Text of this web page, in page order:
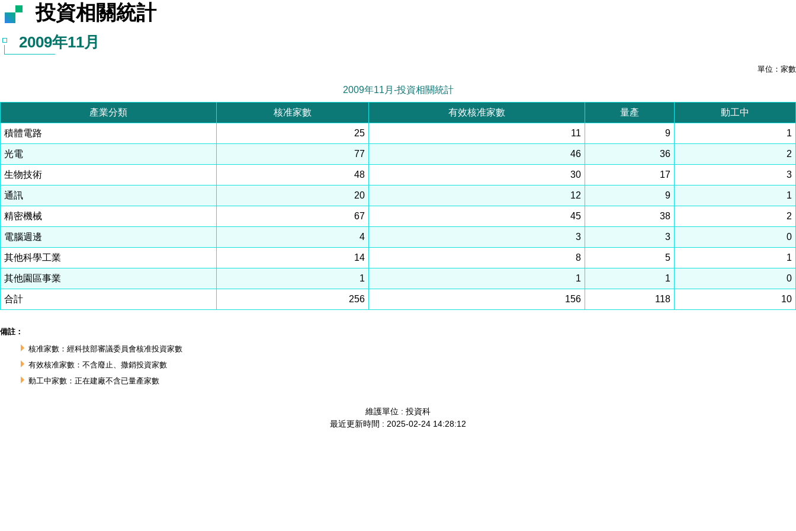
投資相關統計
2009年11月
單位：家數
2009年11月-投資相關統計
產業分類 核准家數 有效核准家數 量產 動工中
積體電路 25 11 9 1
光電 77 46 36 2
生物技術 48 30 17 3
通訊 20 12 9 1
精密機械 67 45 38 2
電腦週邊 4 3 3 0
其他科學工業 14 8 5 1
其他園區事業 1 1 1 0
合計 256 156 118 10
備註：
核准家數：經科技部審議委員會核准投資家數
有效核准家數：不含廢止、撒銷投資家數
動工中家數：正在建廠不含已量產家數
維護單位 : 投資科
最近更新時間 : 2025-02-24 14:28:12